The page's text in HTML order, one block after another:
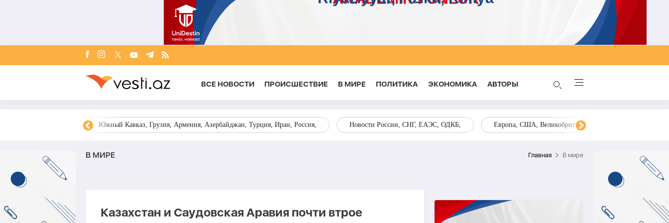
ВСЕ НОВОСТИ ПРОИСШЕСТВИЕ В МИРЕ ПОЛИТИКА ЭКОНОМИКА AВТОРЫ
Южный Кавказ, Грузия, Армения, Азербайджан, Турция, Иран, Россия, Новости России, СНГ, ЕАЭС, ОДКБ, Европа, США, Великобритания, Украина, Запад,
В МИРЕ Главная В мире
Казахстан и Саудовская Аравия почти втрое